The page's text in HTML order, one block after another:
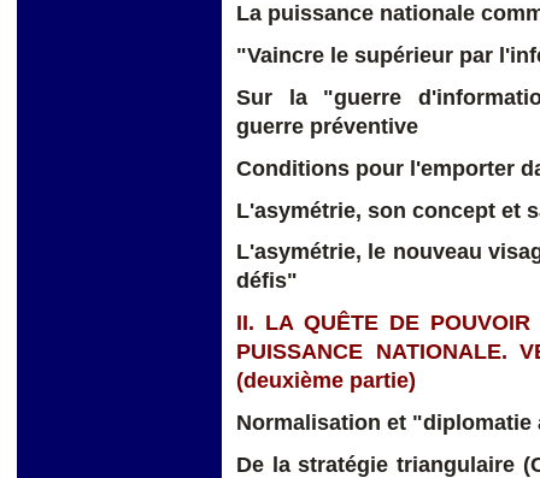
La puissance nationale
"Vaincre le supérieur par
Sur la "guerre
guerre préventive
Conditions pour l'emporter
L'asymétrie, son concept et
L'asymétrie, le nouveau
défis"
II. LA QUÊTE DE
PUISSANCE NATIONALE.
(deuxième partie)
Normalisation et "diplomatie
De la stratégie triangulaire